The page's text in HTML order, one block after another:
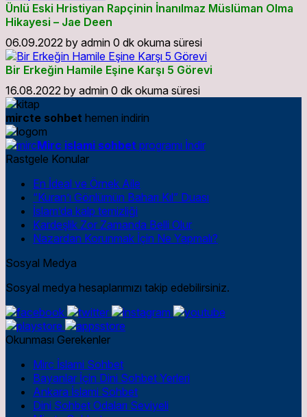
Ünlü Eski Hristiyan Rapçinin İnanılmaz Müslüman Olma
Hikayesi – Jae Deen
06.09.2022 by admin 0 dk okuma süresi
Bir Erkeğin Hamile Eşine Karşı 5 Görevi
16.08.2022 by admin 0 dk okuma süresi
mircte sohbet hemen indirin
Mirc islami sohbet programı İndir
Rastgele Konular
En İdeal ve Örnek Aile
“Kuran’ı Gönlümün Baharı Kıl” Duası
İslam’da kalp temizliği
Kardeşlik Zor Zamanda Belli Olur
Nazardan Korunmak İçin Ne Yapmalı?
Sosyal Medya
Sosyal medya hesaplarımızı takip edebilirsiniz.
Okunması Gerekenler
Mirc İslami Sohbet
Bayanlar İçin Dini Sohbet Yerleri
Ankara İslami Sohbet
Dini Sohbet Odaları Seviyeli